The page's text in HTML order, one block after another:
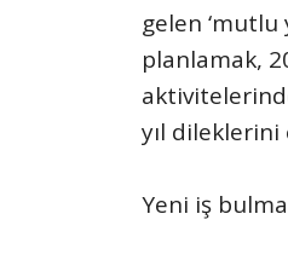
gelen ‘mutlu
planlamak,
yıl
Yeni iş